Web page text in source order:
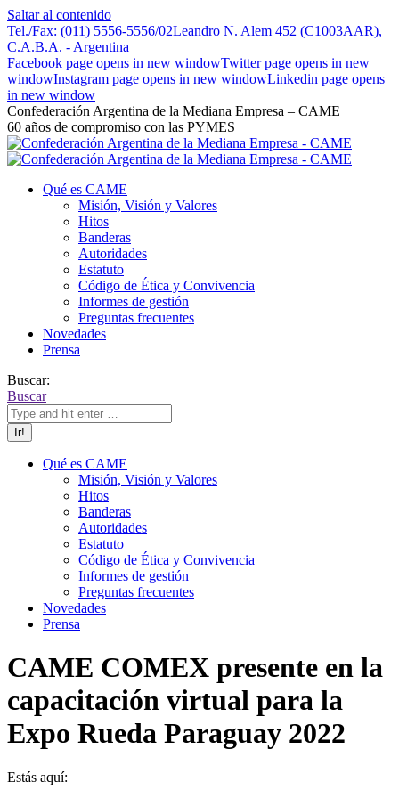
Saltar al contenido
Tel./Fax: (011) 5556-5556/02Leandro N. Alem 452 (C1003AAR),
C.A.B.A. - Argentina
Facebook page opens in new windowTwitter page opens in new
windowInstagram page opens in new windowLinkedin page opens
in new window
Confederación Argentina de la Mediana Empresa – CAME
60 años de compromiso con las PYMES
Qué es CAME
Misión, Visión y Valores
Hitos
Banderas
Autoridades
Estatuto
Código de Ética y Convivencia
Informes de gestión
Preguntas frecuentes
Novedades
Prensa
Buscar:
Buscar
Qué es CAME
Misión, Visión y Valores
Hitos
Banderas
Autoridades
Estatuto
Código de Ética y Convivencia
Informes de gestión
Preguntas frecuentes
Novedades
Prensa
CAME COMEX presente en la
capacitación virtual para la
Expo Rueda Paraguay 2022
Estás aquí: